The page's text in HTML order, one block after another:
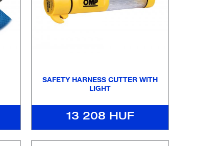
SAFETY HARNESS CUTTER WITH
LIGHT
13 208 HUF